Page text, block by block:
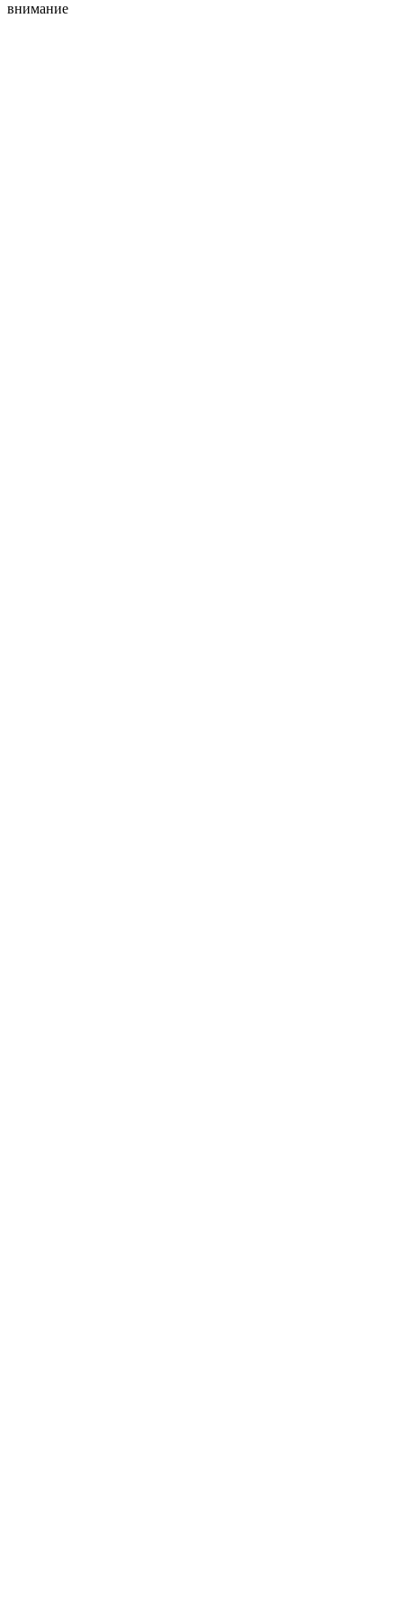
внимание